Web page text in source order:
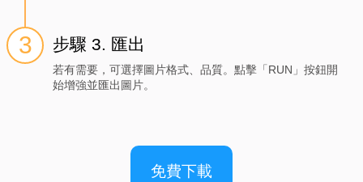
步驟 3. 匯出
若有需要，可選擇圖片格式、品質。點擊「RUN」按鈕開
始增強並匯出圖片。
免費下載